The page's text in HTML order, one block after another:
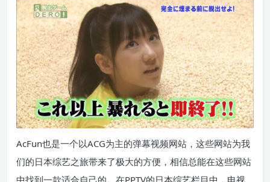
AcFun也是一个以ACG为主的弹幕视频网站，这些网站为我
们的日本综艺之旅带来了极大的方便，相信总能在这些网站
中找到一款适合自己的。在PPTV的日本综艺栏目中，电视